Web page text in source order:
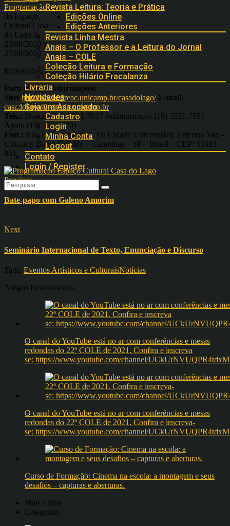
Revista Leitura: Teoria e Prática
Edições Online
Edições Anteriores
Revista Linha Mestra
Anais – O Professor e a Leitura do Jornal
Anais – COLE
Coleção Leitura e Formação
Coleção Hilário Fracalanza
Livraria
Novidades
Seja um Associado
Cadastro
Login
Minha Conta
Logout
Contato
Login / Register
Programação
do Espaço
Cultural Casa
do Lago de
23/08/2010 a
27/08/2010
Exposições, animações, filmes e oficinas
Para maiores informações:
Site: http://www.preac.unicamp.br/casadolago/ E-mail:
casadolago@reitoria.unicamp.br
Tels.: Direção (19) 3521-7017 Administração (19) 3521-7851
Apoio (19) 3521-7701
End.: Rua Érico Veríssimo, s/n Cidade Universitária Zeferino Vaz –
Unicamp Barão Geraldo – Campinas – SP – Brasil – CEP: 13083-
851
Previous
Bate-papo com Galeno Amorim
Next
Seminário Internacional de Texto, Enunciação e Discurso
Tags: Eventos Artísticos e CulturaisNotícias
Artigos Relacionados
O canal do YouTube está no ar com conferências e mesas
redondas do 22º COLE de 2021. Confira e inscreva
se: https://www.youtube.com/channel/
O canal do YouTube está no ar com conferências e mesas
redondas do 22º COLE de 2021. Confira e inscreva-
se: https://www.youtube.com/channel/
Curso de Formação: Cinema na escola: a montagem e seus
desafios – capturas e aberturas.
Mais Lidos
Categorias